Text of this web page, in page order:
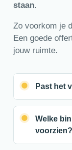
staan.
Zo voorkom je
Een goede
jouw ruimte.
Past het
Welke
voorzien?